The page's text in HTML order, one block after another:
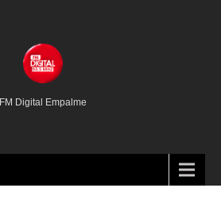
FM Digital Empalme